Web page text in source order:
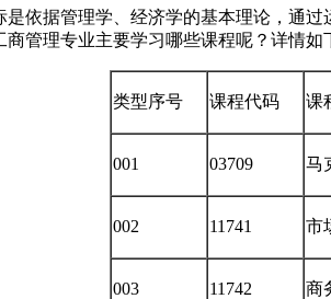
依据管理学、经济学的基本理论，通
管理专业主要学习哪些课程呢？详情如
类型序号 课程代码 课
001 03709 马
002 11741 市
003 11742 商